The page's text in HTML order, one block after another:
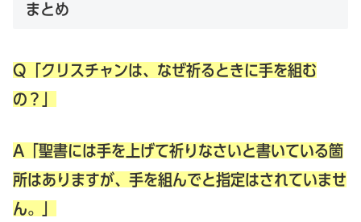
まとめ
Q「クリスチャンは、なぜ祈るときに手を組む
の？」
A「聖書には手を上げて祈りなさいと書いている箇
所はありますが、手を組んでと指定はされていませ
ん。」